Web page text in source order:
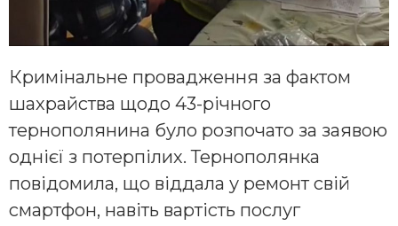
Кримінальне провадження за фактом
шахрайства щодо 43-річного
тернополянина було розпочато за заявою
однієї з потерпілих. Тернополянка
повідомила, що віддала у ремонт свій
смартфон, навіть вартість послуг